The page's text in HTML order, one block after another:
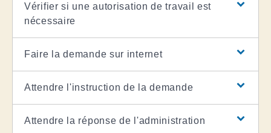
Vérifier si une autorisation de travail est
nécessaire
Faire la demande sur internet
Attendre l'instruction de la demande
Attendre la réponse de l'administration